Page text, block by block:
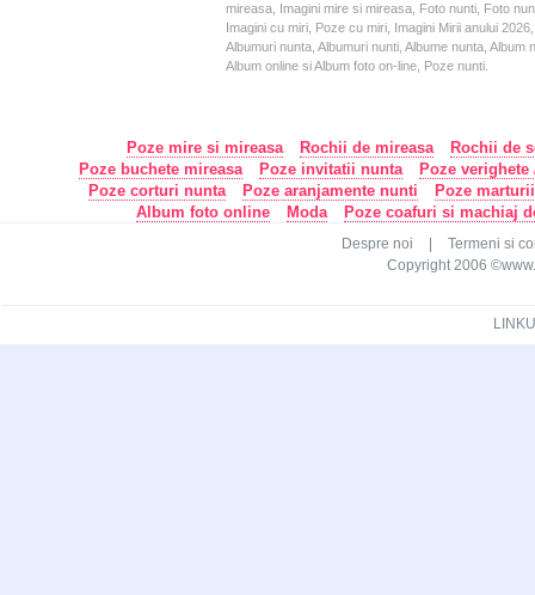
mireasa, Imagini mire si mireasa, Foto nunti, Foto
Imagini cu miri, Poze cu miri, Imagini Mirii anului
Albumuri nunta, Albumuri nunti, Albume nunta,
Album online si Album foto on-line, Poze nunti.
Poze mire si mireasa Rochii de mireasa
Rochii de
Poze buchete mireasa
Poze invitatii nunta
Poze
Poze corturi nunta
Poze aranjamente nunti
Poze
Album foto online
Moda Poze coafuri si machiaj
Despre noi
Termeni si
Copyright 2006